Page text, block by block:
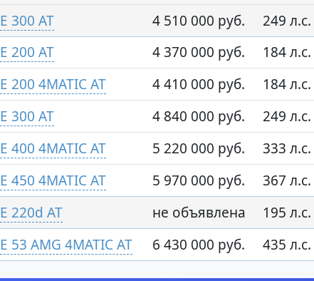
E 300 AT
4 510 000 руб. 249 л.с.
E 200 AT 4 370 000 руб. 184 л.с.
E 200 4MATIC AT
4 410 000 руб. 184 л.с.
E 300 AT
4 840 000 руб. 249 л.с.
E 400 4MATIC AT
5 220 000 руб. 333 л.с.
E 450 4MATIC AT
5 970 000 руб. 367 л.с.
E 220d AT не объявлена 195 л.с.
E 53 AMG 4MATIC AT 6 430 000 руб. 435 л.с.